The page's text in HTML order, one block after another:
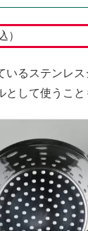
）
いるステンレ
して使うこと